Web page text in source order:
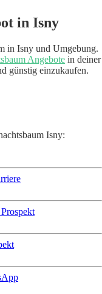
in Isny
in Isny und Umgebung.
Angebote in deiner
günstig einzukaufen.
Isny:
App